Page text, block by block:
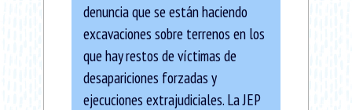
denuncia que se están haciendo
excavaciones sobre terrenos en los
que hay restos de víctimas de
desapariciones forzadas y
ejecuciones extrajudiciales. La JEP